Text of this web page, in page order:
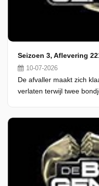
Seizoen 3, Aflevering
10-07-2026
De afvaller maakt zich
verlaten terwijl twee